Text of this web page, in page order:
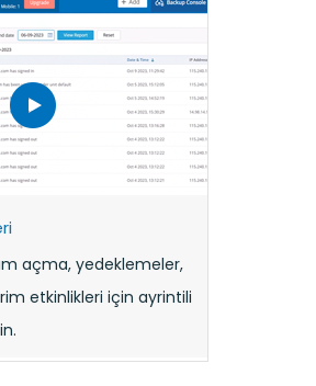
açma, yedeklemeler,
etkinlikleri için ayrintili